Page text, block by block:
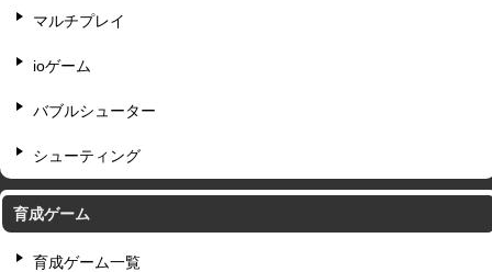
マルチプレイ
ioゲーム
バブルシューター
シューティング
育成ゲーム
育成ゲーム一覧